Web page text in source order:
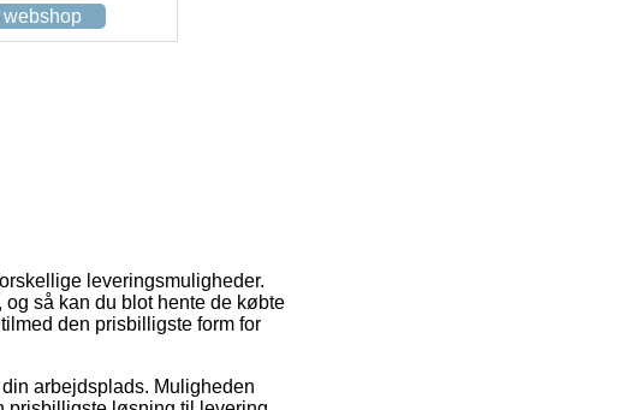
webshop
leveringsmuligheder.
så kan du blot hente de købte
den prisbilligste form for
arbejdsplads. Muligheden